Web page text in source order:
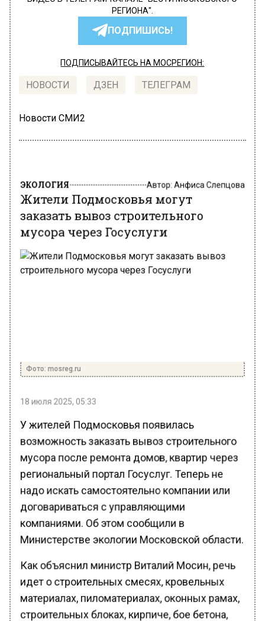
РЕГИОНА".
ПОДПИШИСЬ!
ПОДПИСЫВАЙТЕСЬ НА МОСРЕГИОН:
НОВОСТИ ДЗЕН ТЕЛЕГРАМ
Новости СМИ2
ЭКОЛОГИЯ Автор: Анфиса Слепцова
Жители Подмосковья могут
заказать вывоз строительного
мусора через Госуслуги
Фото: mosreg.ru
18 июля 2025, 05:33
У жителей Подмосковья появилась
возможность заказать вывоз строительного
мусора после ремонта домов, квартир через
региональный портал Госуслуг. Теперь не
надо искать самостоятельно компании или
договариваться с управляющими
компаниями. Об этом сообщили в
Министерстве экологии Московской области.
Как объяснил министр Виталий Мосин, речь
идет о строительных смесях, кровельных
материалах, пиломатериалах, оконных рамах,
строительных блоках, кирпиче, бое бетона,